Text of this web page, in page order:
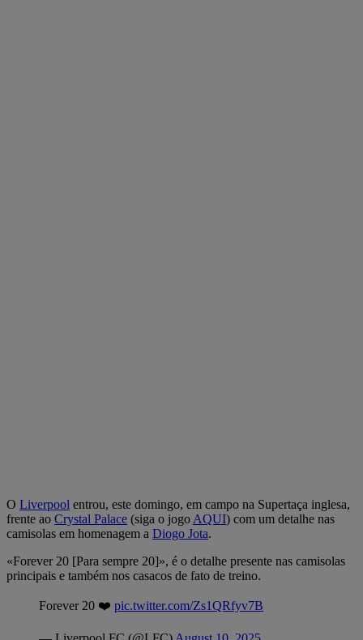
O Liverpool entrou, este domingo, em campo na Supertaça inglesa,
frente ao Crystal Palace (siga o jogo AQUI) com um detalhe nas
camisolas em homenagem a Diogo Jota.
«Forever 20 [Para sempre 20]», é o detalhe presente nas camisolas
principais e também nos casacos de fato de treino.
Forever 20 ❤️ pic.twitter.com/Zs1QRfyv7B